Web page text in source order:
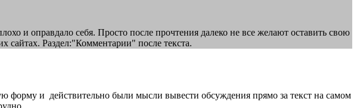
и оправдало себя. Просто после прочтения далеко не все желают оставить свою
сайтах. Раздел:"Комментарии" после текста.
форму и действительно были мысли вывести обсуждения прямо за текст на самом